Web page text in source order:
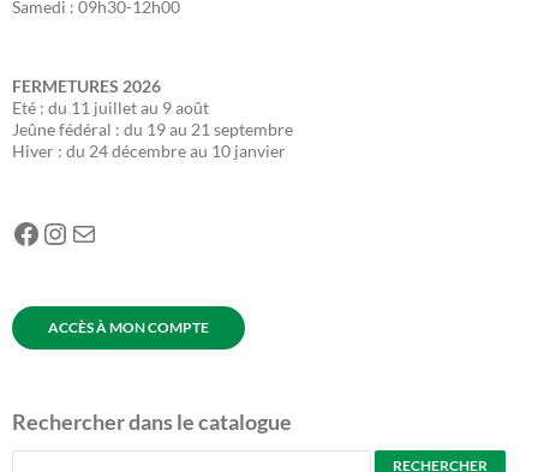
Samedi : 09h30-12h00
FERMETURES 2026
Eté : du 11 juillet au 9 août
Jeûne fédéral : du 19 au 21 septembre
Hiver : du 24 décembre au 10 janvier
Facebook
Instagram
E-mail
ACCÈS À MON COMPTE
Rechercher dans le catalogue